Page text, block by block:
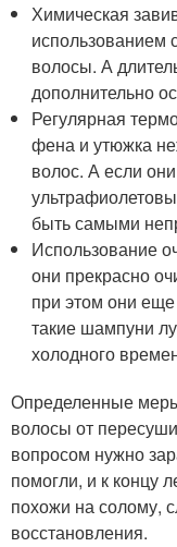
Химическая
использованием
волосы. А
дополнительно
Регулярная
фена и утюжка
волос. А если
быть самыми
Использование
они прекрасно
при этом они
такие шампуни
холодного
Определенные
волосы от
вопросом нужно
помогли, и к концу
похожи на солому,
восстановления.